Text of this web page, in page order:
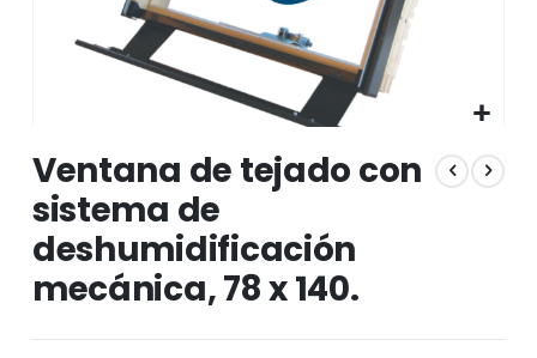
al
comienzo
de
la
galería
de
Ventana de tejado con
sistema de
deshumidificación
mecánica, 78 x 140.